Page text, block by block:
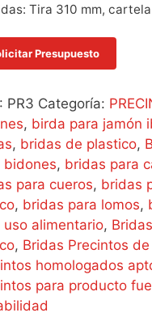
Tira 310 mm,
PR3 Categoría:
, birda para jamón
, bridas de plastico,
bidones, bridas para
para cueros, bridas
, bridas para lomos,
uso alimentario,
, Bridas Precintos
homologados
para producto